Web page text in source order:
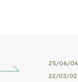
25/06/
22/03/